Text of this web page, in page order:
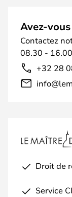
Avez-
Contactez
08.30 -
+32 28
Droit de
Service